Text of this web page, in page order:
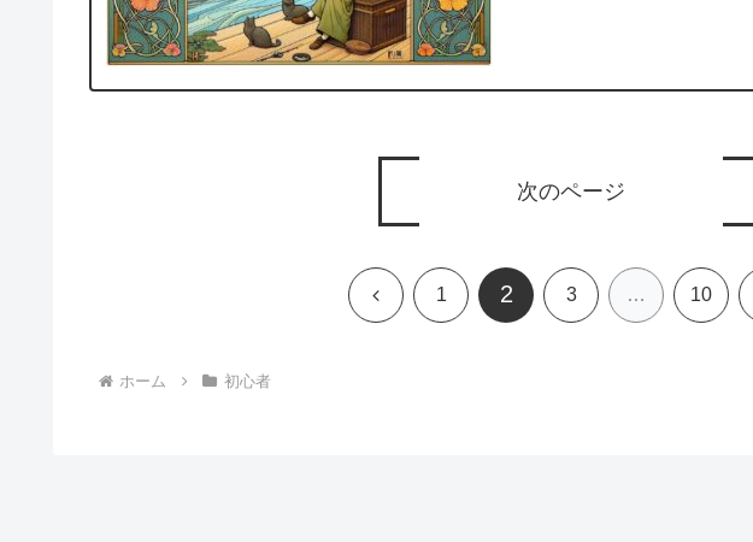
次のページ
前 1 2 3 … 10
ホーム 初心者